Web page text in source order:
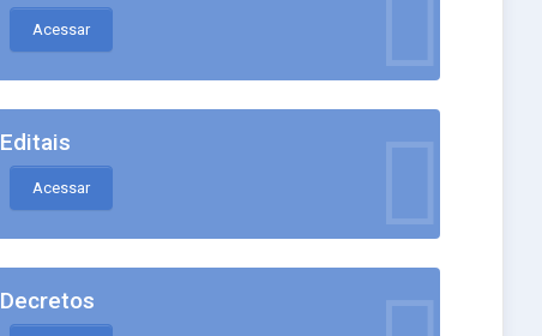
Acessar
Editais
Acessar
Decretos